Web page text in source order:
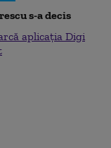
s-a decis
aplicația Digi